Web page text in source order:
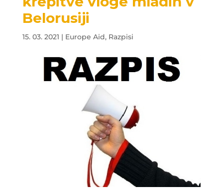
Belorusiji
15. 03. 2021 | Europe Aid, Razpisi